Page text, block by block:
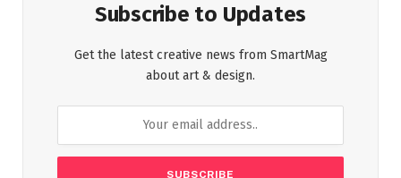
Subscribe to Updates
Get the latest creative news from SmartMag
about art & design.